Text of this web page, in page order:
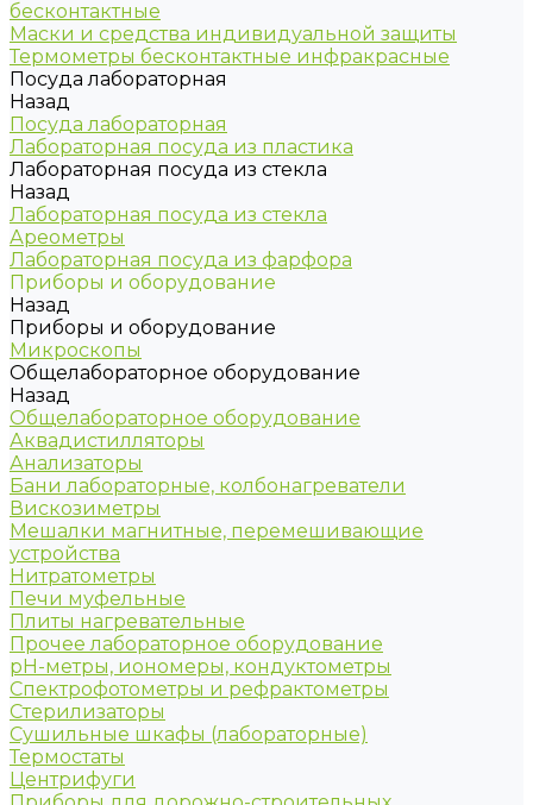
бесконтактные
Маски и средства индивидуальной защиты
Термометры бесконтактные инфракрасные
Посуда лабораторная
Назад
Посуда лабораторная
Лабораторная посуда из пластика
Лабораторная посуда из стекла
Назад
Лабораторная посуда из стекла
Ареометры
Лабораторная посуда из фарфора
Приборы и оборудование
Назад
Приборы и оборудование
Микроскопы
Общелабораторное оборудование
Назад
Общелабораторное оборудование
Аквадистилляторы
Анализаторы
Бани лабораторные, колбонагреватели
Вискозиметры
Мешалки магнитные, перемешивающие
устройства
Нитратометры
Печи муфельные
Плиты нагревательные
Прочее лабораторное оборудование
рН-метры, иономеры, кондуктометры
Спектрофотометры и рефрактометры
Стерилизаторы
Сушильные шкафы (лабораторные)
Термостаты
Центрифуги